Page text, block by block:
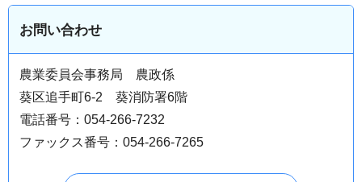
お問い合わせ
農業委員会事務局 農政係
葵区追手町6-2 葵消防署6階
電話番号：054-266-7232
ファックス番号：054-266-7265